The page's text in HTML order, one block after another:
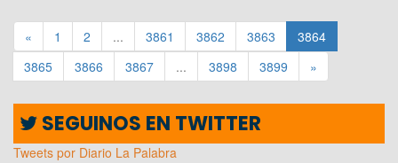
« 1 2 ... 3861 3862 3863
3864
3865
3866 3867 ... 3898 3899 »
SEGUINOS EN TWITTER
Tweets por Diario La Palabra